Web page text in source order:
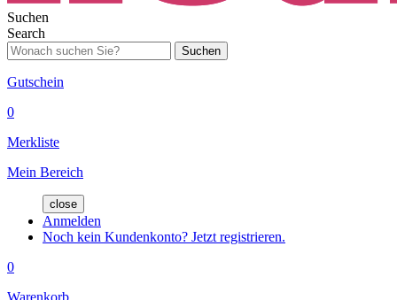
Suchen
Search
Suchen
Gutschein
0
Merkliste
Mein Bereich
close
Anmelden
Noch kein Kundenkonto? Jetzt registrieren.
0
Warenkorb